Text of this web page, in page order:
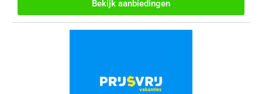
Bekijk aanbiedingen